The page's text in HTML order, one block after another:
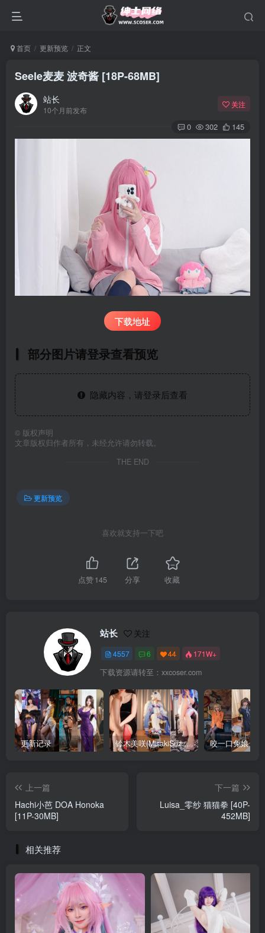
首页 更新预览 正文
Seele麦麦 波奇酱 [18P-68MB]
站长
10个月前发布
关注
0 302 145
下载地址
部分图片请登录查看预览
隐藏内容，请登录后查看
© 版权声明
文章版权归作者所有，未经允许请勿转载。
THE END
更新预览
喜欢就支持一下吧
点赞145 分享 收藏
站长 关注
4557 6 44 171W+
下载资源请转至：xxcoser.com
更新记录 铃木美咲(MisakiSuzuki) 合集下载 咬一口兔娘 合
上一篇
Hachi小芭 DOA Honoka
[11P-30MB]
下一篇
Luisa_零纱 猫猫拳 [40P-
452MB]
相关推荐